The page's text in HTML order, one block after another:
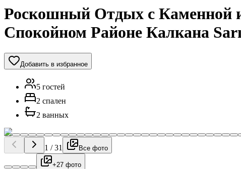
Роскошный Отдых с Каменной
Спокойном Районе Калкана
Добавить в избранное
5 гостей
2 спален
2 ванных
1 /31 Все фото
+27 фото